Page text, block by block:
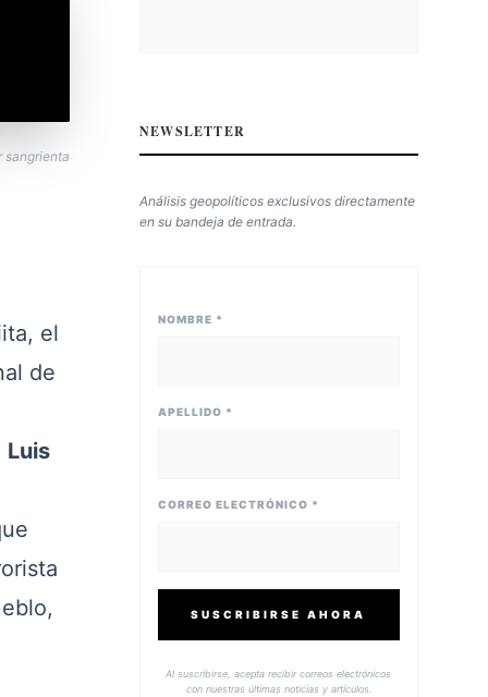
sangrienta
el
de
Luis
NEWSLETTER
Análisis geopolíticos exclusivos directamente
en su bandeja de entrada.
NOMBRE *
APELLIDO *
CORREO ELECTRÓNICO *
SUSCRIBIRSE AHORA
Al suscribirse, acepta recibir correos electrónicos
con nuestras últimas noticias y artículos.